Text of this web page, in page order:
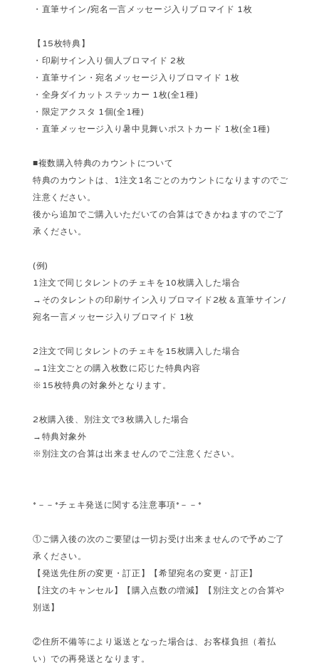
・直筆サイン/宛名一言メッセージ入りブロマイド 1枚
【15枚特典】
・印刷サイン入り個人ブロマイド 2枚
・直筆サイン・宛名メッセージ入りブロマイド 1枚
・全身ダイカットステッカー 1枚(全1種)
・限定アクスタ 1個(全1種)
・直筆メッセージ入り暑中見舞いポストカード 1枚(全1種)
■複数購入特典のカウントについて
特典のカウントは、1注文1名ごとのカウントになりますのでご
注意ください。
後から追加でご購入いただいての合算はできかねますのでご了
承ください。
(例)
1注文で同じタレントのチェキを10枚購入した場合
→そのタレントの印刷サイン入りブロマイド2枚＆直筆サイン/
宛名一言メッセージ入りブロマイド 1枚
2注文で同じタレントのチェキを15枚購入した場合
→1注文ごとの購入枚数に応じた特典内容
※15枚特典の対象外となります。
2枚購入後、別注文で3枚購入した場合
→特典対象外
※別注文の合算は出来ませんのでご注意ください。
*－－*チェキ発送に関する注意事項*－－*
①ご購入後の次のご要望は一切お受け出来ませんので予めご了
承ください。
【発送先住所の変更・訂正】【希望宛名の変更・訂正】
【注文のキャンセル】【購入点数の増減】【別注文との合算や
別送】
②住所不備等により返送となった場合は、お客様負担（着払
い）での再発送となります。